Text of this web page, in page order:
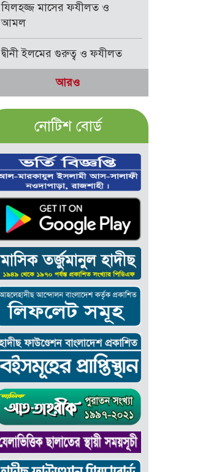
যিলহজ্জ মাসের ফযীলত ও
আমল
দ্বীনী ইলমের গুরুত্ব ও ফযীলত
আরও
নোটিশ বোর্ড